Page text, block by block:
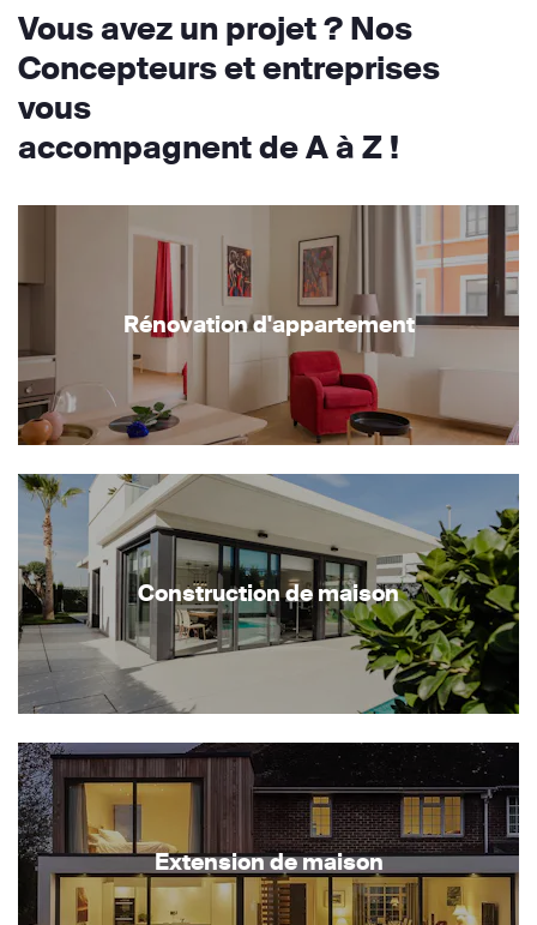
Vous avez un projet ? Nos
Concepteurs et entreprises
vous
accompagnent de A à Z !
Rénovation d'appartement
Construction de maison
Extension de maison